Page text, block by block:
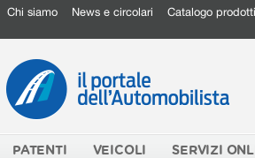
Chi siamo News e circolari Catalogo prodotti
PATENTI VEICOLI SERVIZI